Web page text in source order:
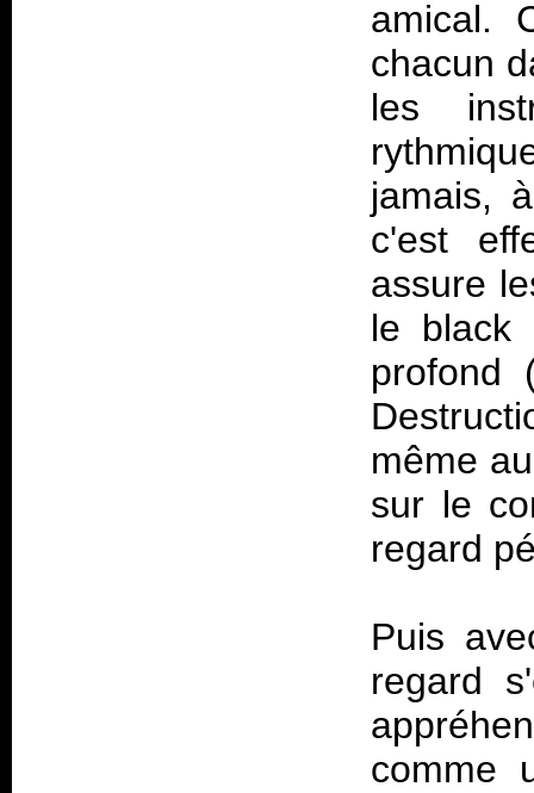
amical.
chacun
les
jamais,
c'est
assure
le black
profond
même
sur le
regard
Puis
regard
comme